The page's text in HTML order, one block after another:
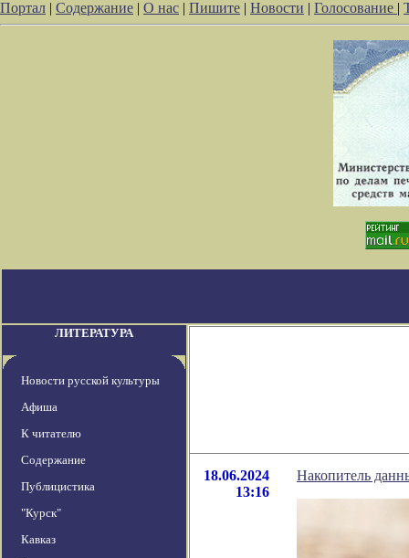
Портал | Содержание | О нас | Пишите | Новости | Голосование |
ЛИТЕРАТУРА
Новости русской культуры
Афиша
К читателю
Содержание
Публицистика
"Курск"
Кавказ
18.06.2024
13:16
Накопитель